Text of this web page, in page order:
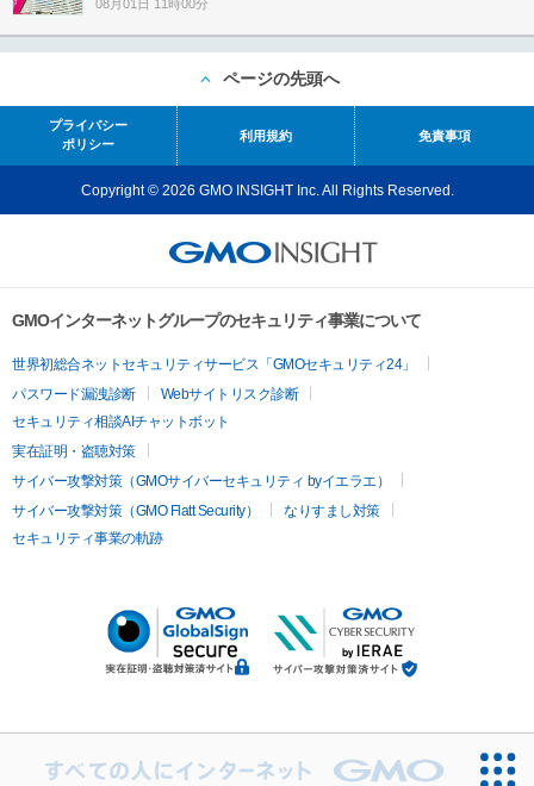
08月01日 11時00分
ページの先頭へ
プライバシー
ポリシー
利用規約 免責事項
Copyright © 2026 GMO INSIGHT Inc. All Rights Reserved.
GMOインターネットグループのセキュリティ事業について
世界初総合ネットセキュリティサービス「GMOセキュリティ24」
パスワード漏洩診断
Webサイトリスク診断
セキュリティ相談AIチャットボット
実在証明・盗聴対策
サイバー攻撃対策（GMOサイバーセキュリティ byイエラエ）
サイバー攻撃対策（GMO Flatt Security）
なりすまし対策
セキュリティ事業の軌跡